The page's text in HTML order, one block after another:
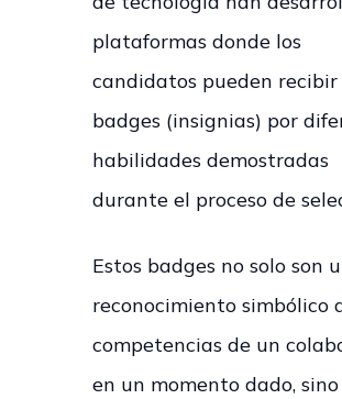
plataformas donde los
candidatos pueden recibir
badges (insignias) por
habilidades demostradas
durante el proceso de
Estos badges no solo son
reconocimiento simbólico
competencias de un
en un momento dado,